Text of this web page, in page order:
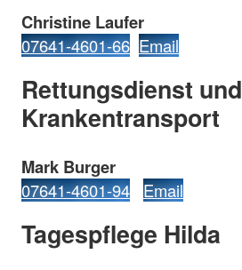
Christine Laufer
07641-4601-66 Email
Rettungsdienst und
Krankentransport
Mark Burger
07641-4601-94 Email
Tagespflege Hilda